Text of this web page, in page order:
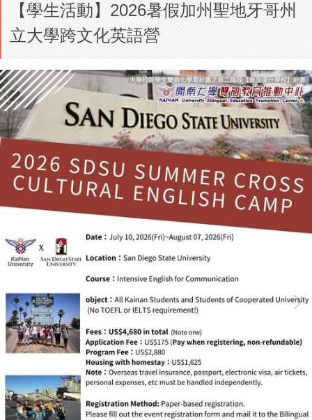
【學生活動】2026暑假加州聖地牙哥州
立大學跨文化英語營